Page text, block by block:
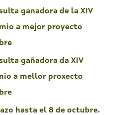
ganadora de la XIV
a mejor proyecto
gañadora da XIV
a mellor proxecto
hasta el 8 de octubre.